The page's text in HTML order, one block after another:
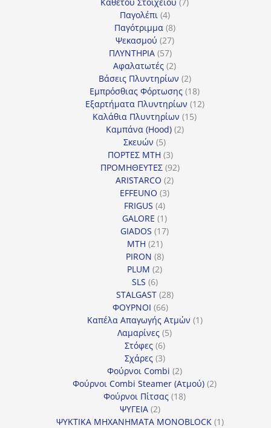
Παγολέπι 44
προϊόντα
Παγότριμμα 88
προϊόντα
Ψεκασμού 2727
προϊόντα
ΠΛΥΝΤΗΡΙΑ 5757
προϊόντα
Αφαλατωτές 22
προϊόντα
Βάσεις Πλυντηρίων 22
προϊόντα
Εμπρόσθιας Φόρτωσης 1818
προϊόντα
Εξαρτήματα Πλυντηρίων 1212
Καλάθια Πλυντηρίων 1515
Καμπάνα (Hood) 22
Σκευών 55
προϊόντα
ΠΟΡΤΕΣ MTH 33
προϊόντα
ΠΡΟΜΗΘΕΥΤΕΣ 9292
ARISTARCO 22
EFFEUNO 33
FRIGUS 44
προϊόντα
GALORE 11
προϊόν
GIADOS 1717
MTH 2121
προϊόντα
PIRON 88
προϊόντα
PLUM 22
SLS 66
προϊόντα
STALGAST 2828
ΦΟΥΡΝΟΙ 6666
προϊόντα
Καπέλα Απαγωγής Ατμών 11
Λαμαρίνες 55
Στόφες 66
προϊόντα
Σχάρες 33
προϊόντα
Φούρνοι Combi 22
προϊόντα
Φούρνοι Combi Steamer (Ατμού) 22
Φούρνοι Πίτσας 1818
ΨΥΓΕΙΑ 22
προϊόντα
ΨΥΚΤΙΚΑ ΜΗΧΑΝΗΜΑΤΑ MONOBLOCK 11